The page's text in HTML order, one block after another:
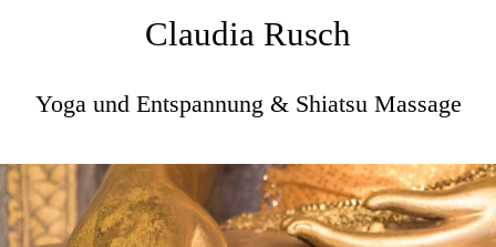
Claudia Rusch
Yoga und Entspannung & Shiatsu Massage